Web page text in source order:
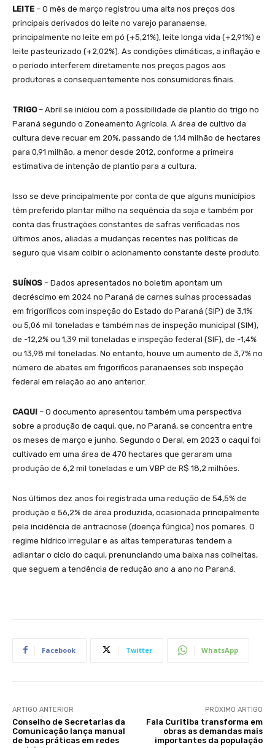
LEITE – O mês de março registrou uma alta nos preços dos
principais derivados do leite no varejo paranaense,
principalmente no leite em pó (+5,21%), leite longa vida (+2,91%) e
leite pasteurizado (+2,02%). As condições climáticas, a inflação e
o período interferem diretamente nos preços pagos aos
produtores e consequentemente nos consumidores finais.
TRIGO– Abril se iniciou com a possibilidade de plantio do trigo no
Paraná segundo o Zoneamento Agrícola. A área de cultivo da
cultura deve recuar em 20%, passando de 1,14 milhão de hectares
para 0,91 milhão, a menor desde 2012, conforme a primeira
estimativa de intenção de plantio para a cultura.
Isso se deve principalmente por conta de que alguns municípios
têm preferido plantar milho na sequência da soja e também por
conta das frustrações constantes de safras verificadas nos
últimos anos, aliadas a mudanças recentes nas políticas de
seguro que visam coibir o acionamento constante deste produto.
SUÍNOS – Dados apresentados no boletim apontam um
decréscimo em 2024 no Paraná de carnes suínas processadas
em frigoríficos com inspeção do Estado do Paraná (SIP) de 3,1%
ou 5,06 mil toneladas e também nas de inspeção municipal (SIM),
de -12,2% ou 1,39 mil toneladas e inspeção federal (SIF), de -1,4%
ou 13,98 mil toneladas. No entanto, houve um aumento de 3,7% no
número de abates em frigoríficos paranaenses sob inspeção
federal em relação ao ano anterior.
CAQUI – O documento apresentou também uma perspectiva
sobre a produção de caqui, que, no Paraná, se concentra entre
os meses de março e junho. Segundo o Deral, em 2023 o caqui foi
cultivado em uma área de 470 hectares que geraram uma
produção de 6,2 mil toneladas e um VBP de R$ 18,2 milhões.
Nos últimos dez anos foi registrada uma redução de 54,5% de
produção e 56,2% de área produzida, ocasionada principalmente
pela incidência de antracnose (doença fúngica) nos pomares. O
regime hídrico irregular e as altas temperaturas tendem a
adiantar o ciclo do caqui, prenunciando uma baixa nas colheitas,
que seguem a tendência de redução ano a ano no Paraná.
Facebook Twitter WhatsApp
ARTIGO ANTERIOR
Conselho de Secretarias da
Comunicação lança manual
de boas práticas em redes
PRÓXIMO ARTIGO
Fala Curitiba transforma em
obras as demandas mais
importantes da população